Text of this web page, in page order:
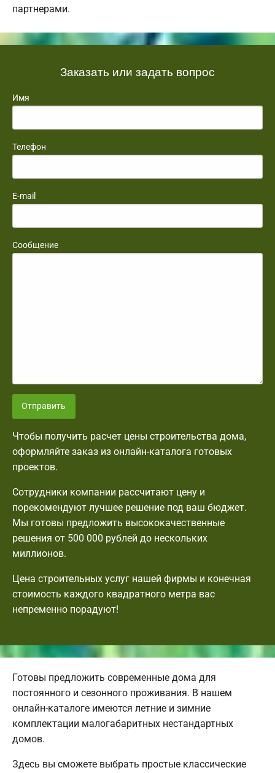
партнерами.
Заказать или задать вопрос
Имя
Телефон
E-mail
Сообщение
Отправить
Чтобы получить расчет цены строительства дома,
оформляйте заказ из онлайн-каталога готовых
проектов.
Сотрудники компании рассчитают цену и
порекомендуют лучшее решение под ваш бюджет.
Мы готовы предложить высококачественные
решения от 500 000 рублей до нескольких
миллионов.
Цена строительных услуг нашей фирмы и конечная
стоимость каждого квадратного метра вас
непременно порадуют!
Готовы предложить современные дома для
постоянного и сезонного проживания. В нашем
онлайн-каталоге имеются летние и зимние
комплектации малогабаритных нестандартных
домов.
Здесь вы сможете выбрать простые классические